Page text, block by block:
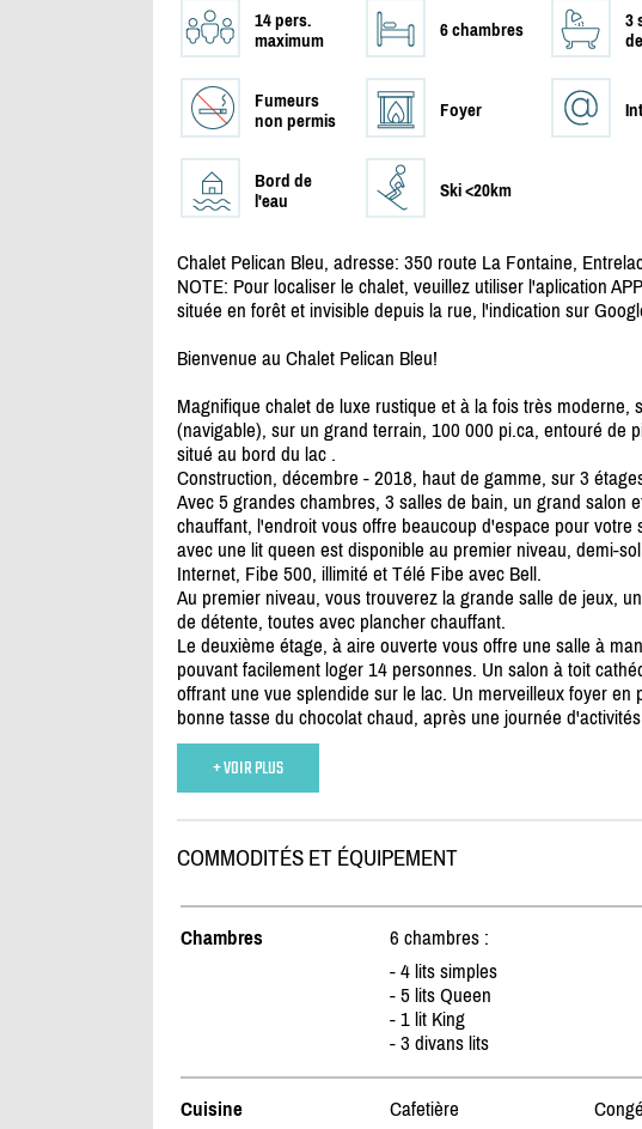
14 pers.
maximum
6 chambres
3
Fumeurs
non permis
Foyer
Bord de
l'eau
Ski <20km
Chalet Pelican Bleu, adresse: 350 route La Fontaine,
NOTE: Pour localiser le chalet, veuillez utiliser l'aplication
située en forêt et invisible depuis la rue, l'indication sur
Bienvenue au Chalet Pelican Bleu!
Magnifique chalet de luxe rustique et à la fois très moderne,
(navigable), sur un grand terrain, 100 000 pi.ca, entouré de
situé au bord du lac .
Construction, décembre - 2018, haut de gamme, sur 3
Avec 5 grandes chambres, 3 salles de bain, un grand salon
chauffant, l'endroit vous offre beaucoup d'espace pour
avec une lit queen est disponible au premier niveau, demi-
Internet, Fibe 500, illimité et Télé Fibe avec Bell.
Au premier niveau, vous trouverez la grande salle de jeux,
de détente, toutes avec plancher chauffant.
Le deuxième étage, à aire ouverte vous offre une salle à
pouvant facilement loger 14 personnes. Un salon à toit
offrant une vue splendide sur le lac. Un merveilleux foyer
bonne tasse du chocolat chaud, après une journée
+ VOIR PLUS
COMMODITÉS ET ÉQUIPEMENT
Chambres
6 chambres :
- 4 lits simples
- 5 lits Queen
- 1 lit King
- 3 divans lits
Cuisine Cafetière